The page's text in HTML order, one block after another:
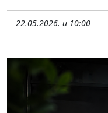
22.05.2026. u 10:00